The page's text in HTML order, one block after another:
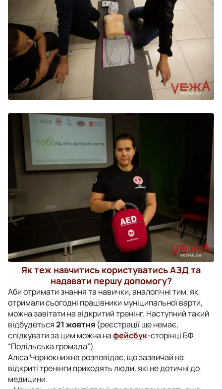
Як теж навчитись користуватись АЗД та
надавати першу допомогу?
Аби отримати знання та навички, аналогічні тим, як
отримали сьогодні працівники муніципальної варти,
можна завітати на відкритий тренінг. Наступний такий
відбудеться21 жовтня (реєстрації ще немає,
слідкувати за цим можна нафейсбук-сторінці БФ
“Подільська громада”).
Аліса Чорнокнижна розповідає, що зазвичай на
відкриті тренінги приходять люди, які не дотичні до
медицини.